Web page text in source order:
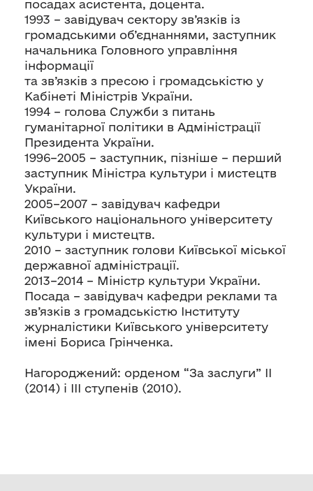
посадах асистента, доцента.
1993 – завідувач сектору зв’язків із
громадськими об’єднаннями, заступник
начальника Головного управління
інформації
та зв’язків з пресою і громадськістю у
Кабінеті Міністрів України.
1994 – голова Служби з питань
гуманітарної політики в Адміністрації
Президента України.
1996–2005 – заступник, пізніше – перший
заступник Міністра культури і мистецтв
України.
2005–2007 – завідувач кафедри
Київського національного університету
культури і мистецтв.
2010 – заступник голови Київської міської
державної адміністрації.
2013–2014 – Міністр культури України.
Посада – завідувач кафедри реклами та
зв’язків з громадськістю Інституту
журналістики Київського університету
імені Бориса Грінченка.
Нагороджений: орденом “За заслуги” ІІ
(2014) і ІІІ ступенів (2010).